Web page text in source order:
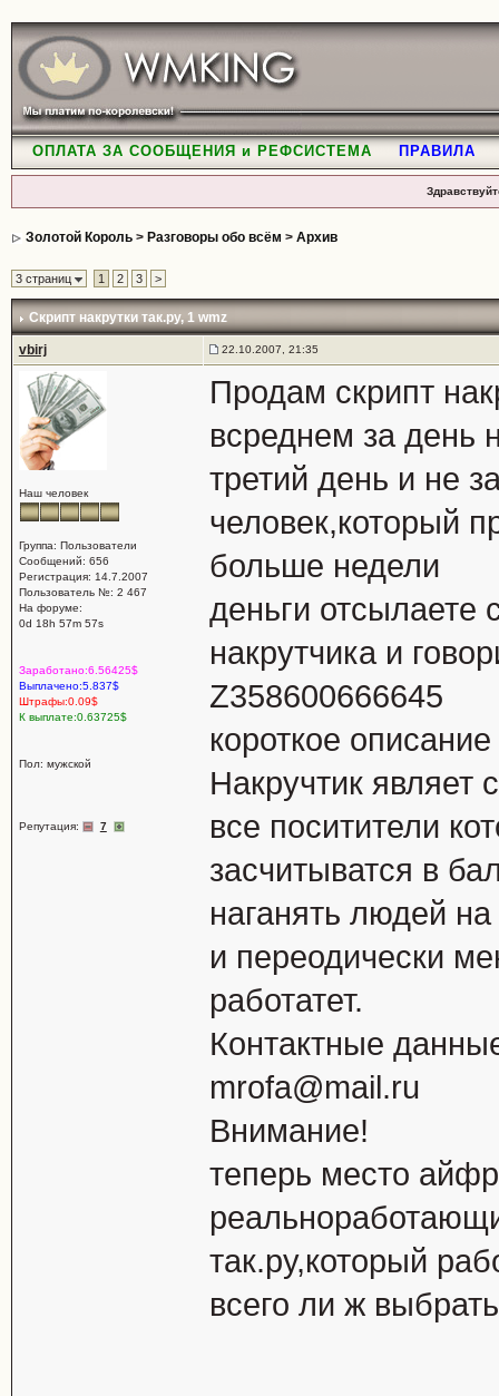
ОПЛАТА ЗА СООБЩЕНИЯ и РЕФСИСТЕМА ПРАВИЛА
Золотой Король> Разговоры обо всём > Архив
3 страниц 1 2 3 >
Скрипт накрутки так.ру, 1 wmz
vbirj 22.10.2007, 21:35
Наш человек
Группа: Пользователи
Сообщений: 656
Регистрация: 14.7.2007
Пользователь №: 2 467
На форуме:
0d 18h 57m 57s
Заработано:6.56425$
Выплачено:5.837$
Штрафы:0.09$
К выплате:0.63725$
Пол: мужской
Репутация: 7
Продам скрипт
всреднем за день
третий день и не
человек,который
больше недели
деньги отсылаете
накрутчика и
Z358600666645
короткое описание
Накручтик
все поситители
засчитыватся в
наганять людей
и переодически
работатет.
Контактные
mrofa@mail.ru
Внимание!
теперь место
так.ру,который
всего ли ж